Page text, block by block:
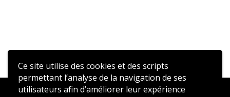
Ce site utilise des cookies et des scripts
permettant l’analyse de la navigation de ses
utilisateurs afin d’améliorer leur expérience